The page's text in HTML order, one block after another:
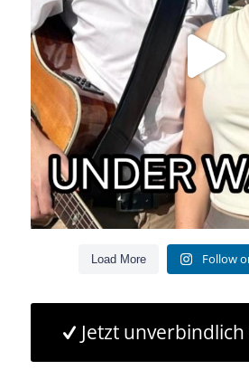
Load More Follow
Jetzt unverbindlich